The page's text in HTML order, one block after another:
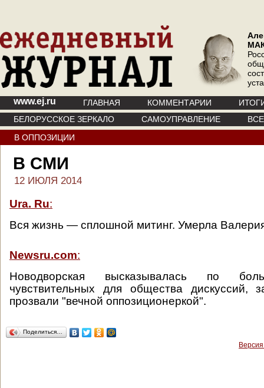
www.ej.ru ГЛАВНАЯ КОММЕНТАРИИ
БЕЛОРУССКОЕ ЗЕРКАЛО
САМОУПРАВЛЕНИЕ
В ОППОЗИЦИИ
В СМИ
12 ИЮЛЯ 2014
Ura. Ru:
Вся жизнь — сплошной митинг. Умерла
Newsru.com:
Новодворская высказывалась по
чувствительных для общества
прозвали "вечной оппозиционеркой".
Поделиться…